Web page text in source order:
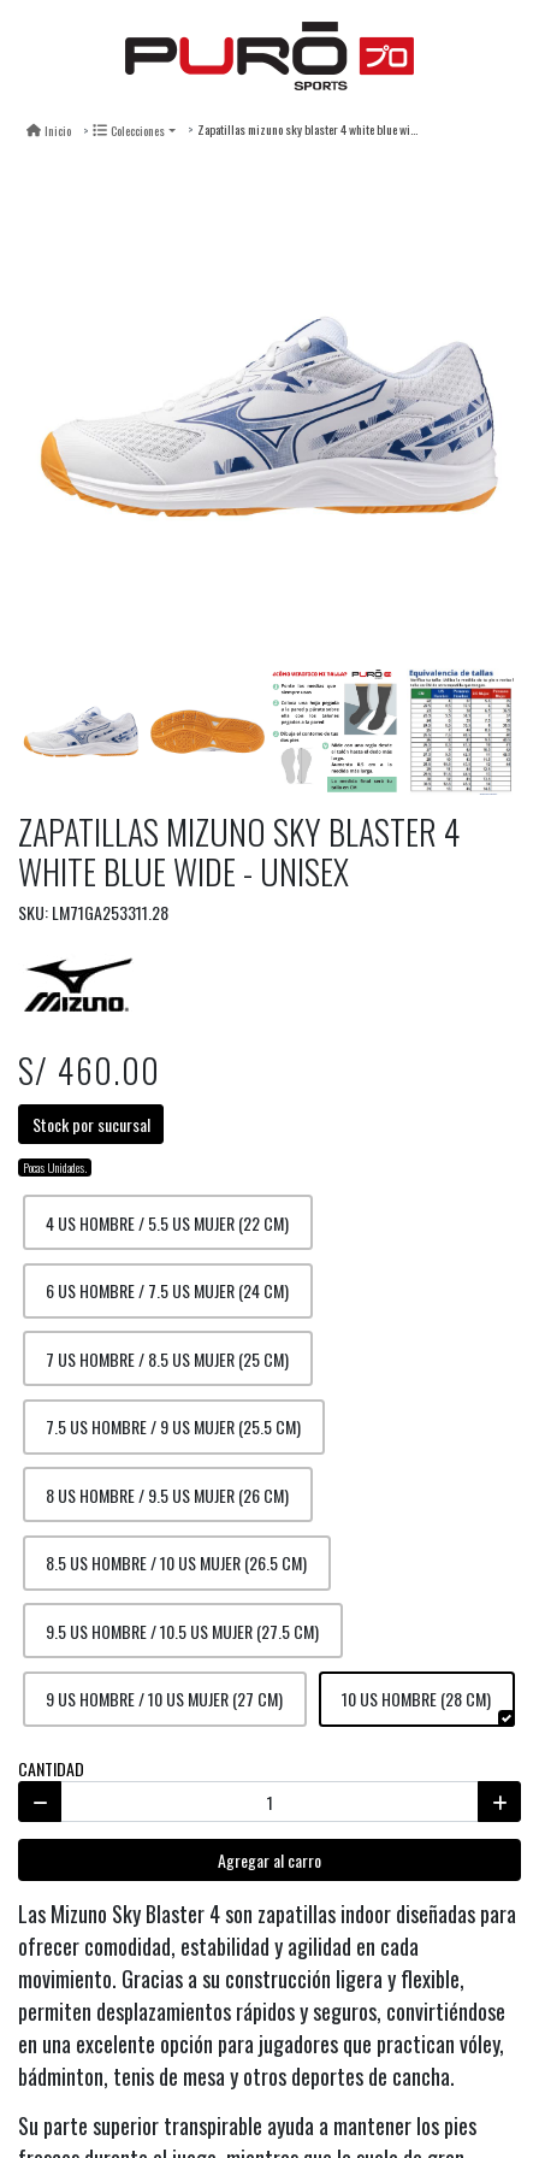
Inicio Colecciones Zapatillas mizuno sky blaster 4 white blue wide - unisex
ZAPATILLAS MIZUNO SKY BLASTER 4
WHITE BLUE WIDE - UNISEX
SKU: LM71GA253311.28
S/ 460.00
Stock por sucursal
Pocas Unidades.
4 US HOMBRE / 5.5 US MUJER (22 CM)
6 US HOMBRE / 7.5 US MUJER (24 CM)
7 US HOMBRE / 8.5 US MUJER (25 CM)
7.5 US HOMBRE / 9 US MUJER (25.5 CM)
8 US HOMBRE / 9.5 US MUJER (26 CM)
8.5 US HOMBRE / 10 US MUJER (26.5 CM)
9.5 US HOMBRE / 10.5 US MUJER (27.5 CM)
9 US HOMBRE / 10 US MUJER (27 CM) 10 US HOMBRE (28 CM)
CANTIDAD
Agregar al carro
Las Mizuno Sky Blaster 4 son zapatillas indoor diseñadas para
ofrecer comodidad, estabilidad y agilidad en cada
movimiento. Gracias a su construcción ligera y flexible,
permiten desplazamientos rápidos y seguros, convirtiéndose
en una excelente opción para jugadores que practican vóley,
bádminton, tenis de mesa y otros deportes de cancha.
Su parte superior transpirable ayuda a mantener los pies